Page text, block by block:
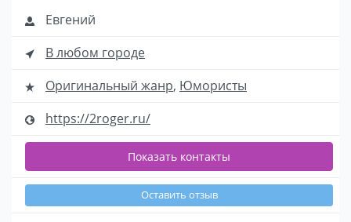
Евгений
В любом городе
Оригинальный жанр, Юмористы
https://2roger.ru/
Показать контакты
Оставить отзыв